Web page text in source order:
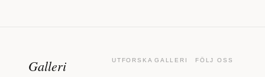
Galleri
UTFORSKA GALLERI FÖLJ OSS